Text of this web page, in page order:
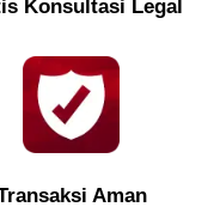
Konsultasi Legal
Aman